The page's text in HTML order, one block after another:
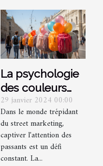
La psychologie
des couleurs
dans la
conception de
ballons sac à
dos pour le
street marketing
29 janvier 2024 00:00
Dans le monde trépidant
du street marketing,
captiver l'attention des
passants est un défi
constant. La...